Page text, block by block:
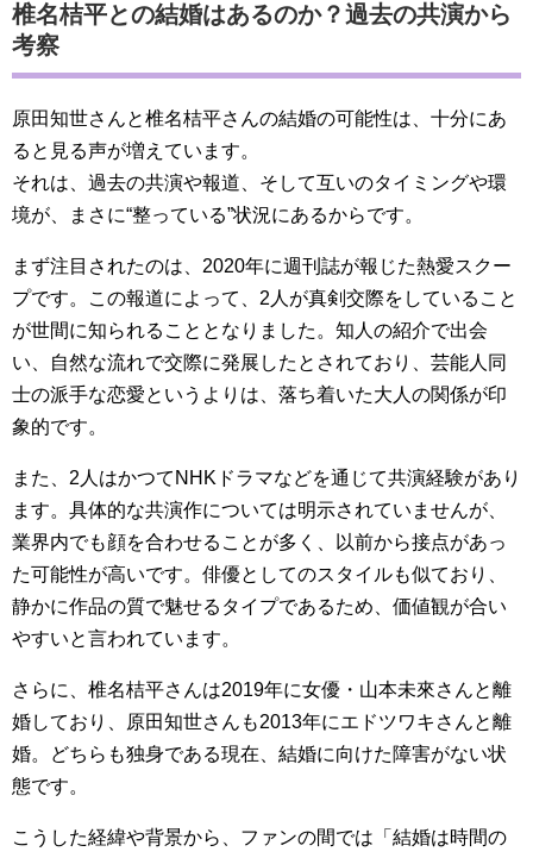
椎名桔平との結婚はあるのか？過去の共演から
考察
原田知世さんと椎名桔平さんの結婚の可能性は、十分にあ
ると見る声が増えています。
それは、過去の共演や報道、そして互いのタイミングや環
境が、まさに“整っている”状況にあるからです。
まず注目されたのは、2020年に週刊誌が報じた熱愛スクー
プです。この報道によって、2人が真剣交際をしていること
が世間に知られることとなりました。知人の紹介で出会
い、自然な流れで交際に発展したとされており、芸能人同
士の派手な恋愛というよりは、落ち着いた大人の関係が印
象的です。
また、2人はかつてNHKドラマなどを通じて共演経験があり
ます。具体的な共演作については明示されていませんが、
業界内でも顔を合わせることが多く、以前から接点があっ
た可能性が高いです。俳優としてのスタイルも似ており、
静かに作品の質で魅せるタイプであるため、価値観が合い
やすいと言われています。
さらに、椎名桔平さんは2019年に女優・山本未來さんと離
婚しており、原田知世さんも2013年にエドツワキさんと離
婚。どちらも独身である現在、結婚に向けた障害がない状
態です。
こうした経緯や背景から、ファンの間では「結婚は時間の